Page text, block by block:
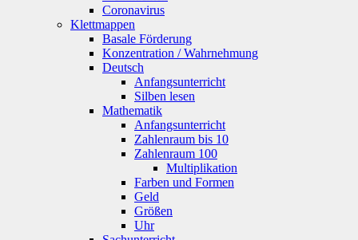
Coronavirus
Klettmappen
Basale Förderung
Konzentration / Wahrnehmung
Deutsch
Anfangsunterricht
Silben lesen
Mathematik
Anfangsunterricht
Zahlenraum bis 10
Zahlenraum 100
Multiplikation
Farben und Formen
Geld
Größen
Uhr